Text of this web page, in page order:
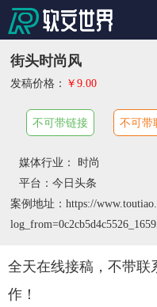
街头时尚风
发稿价格： ￥9.00
不可带链接 不可带
媒体行业： 时尚
平台：今日头条
案例地址：https://
全天在线接稿，不带联
作！